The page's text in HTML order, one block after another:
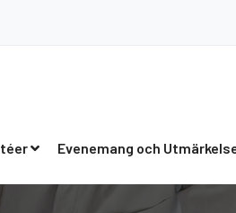
Evenemang och